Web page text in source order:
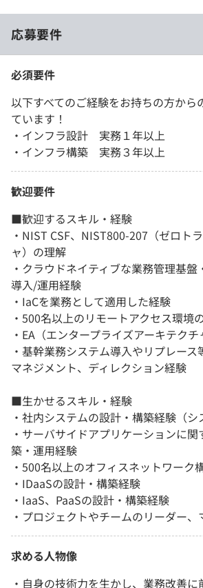
応募要件
必須要件
以下すべてのご経験をお持ちの方から
ています！
・インフラ設計 実務１年以上
・インフラ構築 実務３年以上
歓迎要件
■歓迎するスキル・経験
・NIST CSF、NIST800-207（ゼロト
ャ）の理解
・クラウドネイティブな業務管理基
導入/運用経験
・IaCを業務として適用した経験
・500名以上のリモートアクセス環境
・EA（エンタープライズアーキテク
・基幹業務システム導入やリプレー
マネジメント、ディレクション経験
■生かせるスキル・経験
・社内システムの設計・構築経験（シ
・サーバサイドアプリケーションに
築・運用経験
・500名以上のオフィスネットワーク
・IDaaSの設計・構築経験
・IaaS、PaaSの設計・構築経験
・プロジェクトやチームのリーダー
求める人物像
・自身の技術力を生かし、業務改善